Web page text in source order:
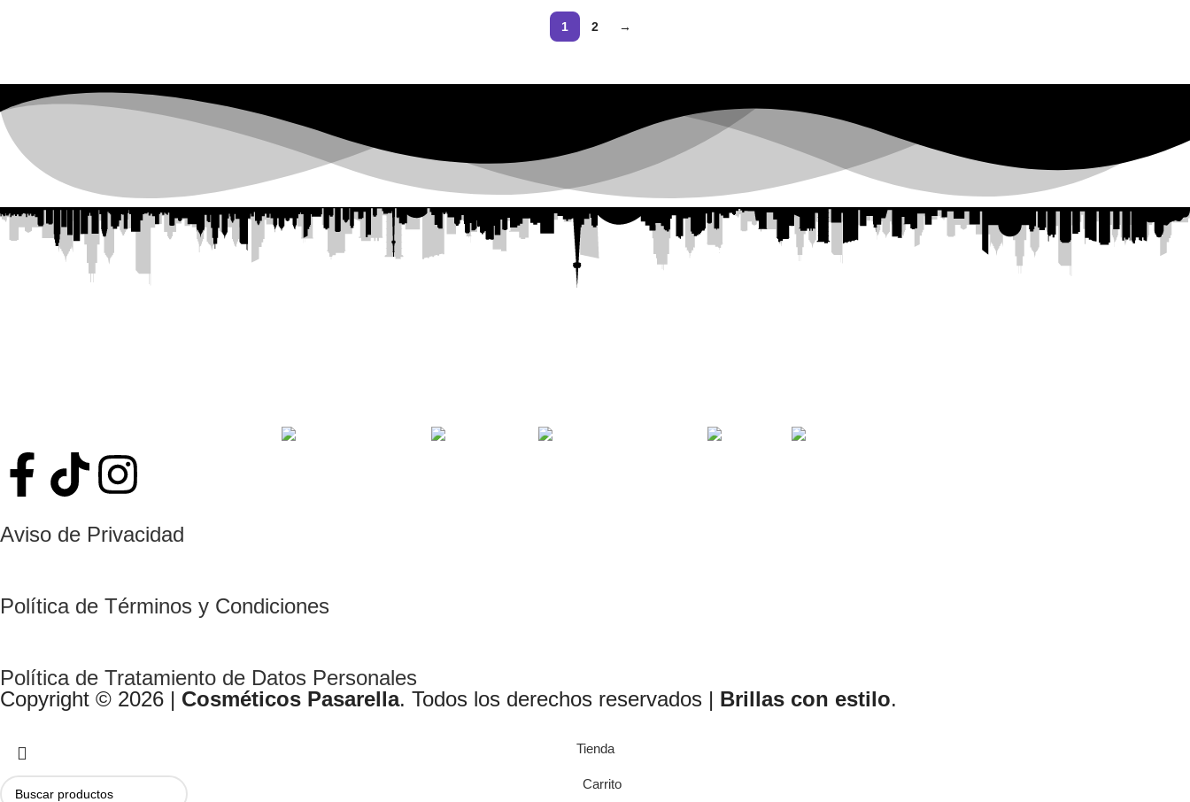
1 2 →
Aviso de Privacidad
Política de Términos y Condiciones
Política de Tratamiento de Datos Personales
Copyright © 2026 | Cosméticos Pasarella. Todos los derechos reservados | Brillas con estilo.
Tienda
Carrito